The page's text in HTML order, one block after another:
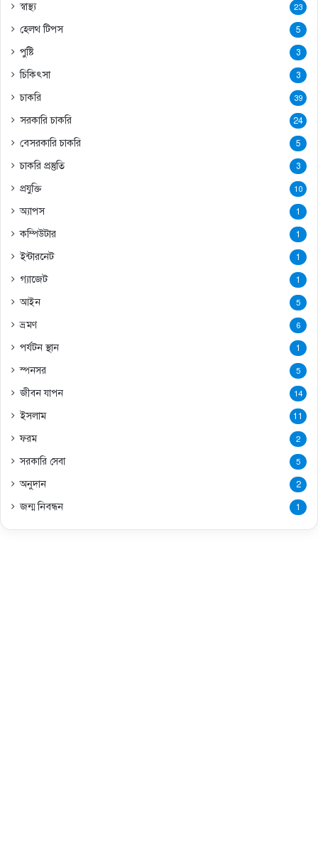
স্বাস্থ্য 23
হেলথ টিপস 5
পুষ্টি 3
চিকিৎসা 3
চাকরি 39
সরকারি চাকরি 24
বেসরকারি চাকরি 5
চাকরি প্রস্তুতি 3
প্রযুক্তি 10
অ্যাপস 1
কম্পিউটার 1
ইন্টারনেট 1
গ্যাজেট 1
আইন 5
ভ্রমণ 6
পর্যটন স্থান 1
স্পনসর 5
জীবন যাপন 14
ইসলাম 11
ফরম 2
সরকারি সেবা 5
অনুদান 2
জন্ম নিবন্ধন 1